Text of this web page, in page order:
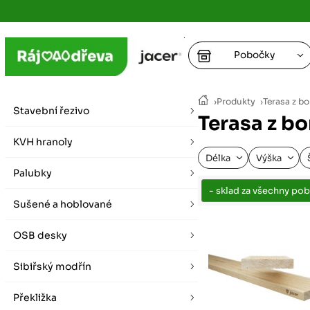
›Produkty ›Terasa z
Terasa z
Délka Výška
Stavební řezivo
KVH hranoly
Palubky
Sušené a hoblované
OSB desky
Sibiřský modřín
Překližka
Pobočky
+
+
Letní otevírací doba (březen - říjen)
vybírat zde
vybírat zde
Praha
vybírat zde
Liberec